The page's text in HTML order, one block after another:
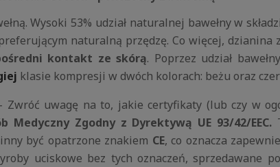
Wysoki 53% udział naturalnej bawełny w
naturalną przędzę. Co więcej, dzianina
kontakt ze skórą. Poprzez udział
klasie kompresji w dwóch kolorach: beżu oraz
uwagę na to, jakie certyfikaty (lub czy w
Medyczny Zgodny z Dyrektywą UE 93/42/EEC.
być opatrzone znakiem CE, co oznacza
uciskowe bez tych oznaczeń, sprzedawane